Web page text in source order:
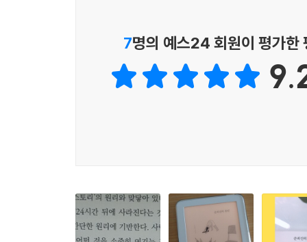
나는 확신을 잘하는 사람을 좋아한다. 잘 모르겠
사랑은 은행 어플 같다. 은행 어플은 사용할 때마
“연장 버튼이 어딨지?” 다급하게 찾아 몇 분을 더
어서 연장 버튼을 찾아 눌러 대야 한다. 그래서 사
7명의 예스24 회원이 평가한